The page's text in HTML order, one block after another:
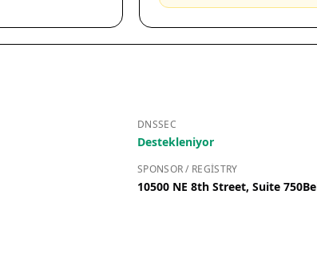
DNSSEC
Destekleniyor
SPONSOR / REGISTRY
10500 NE 8th Street, Suite